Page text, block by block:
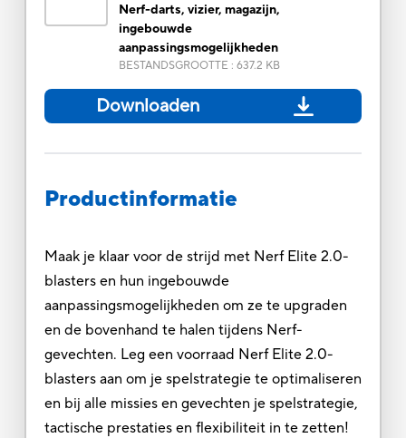
Nerf-darts, vizier, magazijn,
ingebouwde
aanpassingsmogelijkheden
BESTANDSGROOTTE : 637.2 KB
Downloaden
Productinformatie
Maak je klaar voor de strijd met Nerf Elite 2.0-
blasters en hun ingebouwde
aanpassingsmogelijkheden om ze te upgraden
en de bovenhand te halen tijdens Nerf-
gevechten. Leg een voorraad Nerf Elite 2.0-
blasters aan om je spelstrategie te optimaliseren
en bij alle missies en gevechten je spelstrategie,
tactische prestaties en flexibiliteit in te zetten!